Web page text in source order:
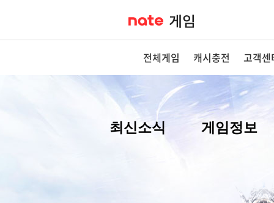
전체게임 캐시충전 고객센
최신소식 게임정보